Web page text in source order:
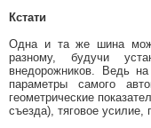
Кстати
Одна и та же шина
разному, будучи
внедорожников. Ведь
параметры самого
геометрические
съезда), тяговое усилие,